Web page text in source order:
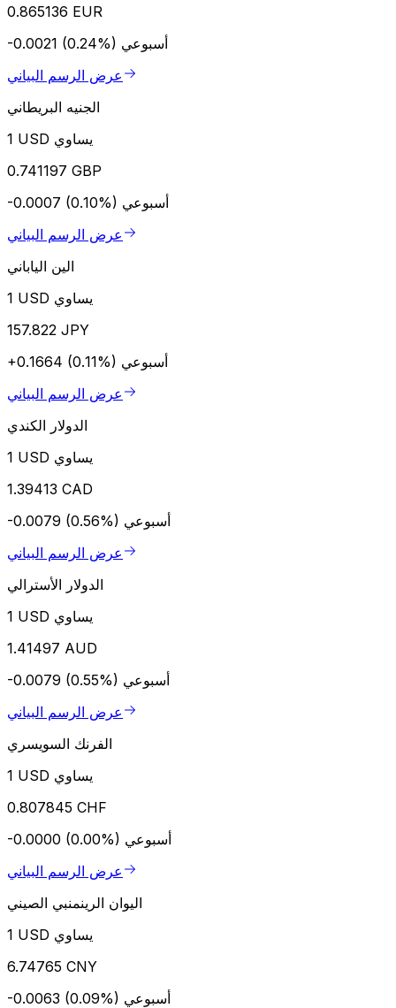
0.865136 EUR
-0.0021 (0.24%) أسبوعي
عرض الرسم البياني
الجنيه البريطاني
1 USD يساوي
0.741197 GBP
-0.0007 (0.10%) أسبوعي
عرض الرسم البياني
الين الياباني
1 USD يساوي
157.822 JPY
+0.1664 (0.11%) أسبوعي
عرض الرسم البياني
الدولار الكندي
1 USD يساوي
1.39413 CAD
-0.0079 (0.56%) أسبوعي
عرض الرسم البياني
الدولار الأسترالي
1 USD يساوي
1.41497 AUD
-0.0079 (0.55%) أسبوعي
عرض الرسم البياني
الفرنك السويسري
1 USD يساوي
0.807845 CHF
-0.0000 (0.00%) أسبوعي
عرض الرسم البياني
اليوان الرينمنبي الصيني
1 USD يساوي
6.74765 CNY
-0.0063 (0.09%) أسبوعي